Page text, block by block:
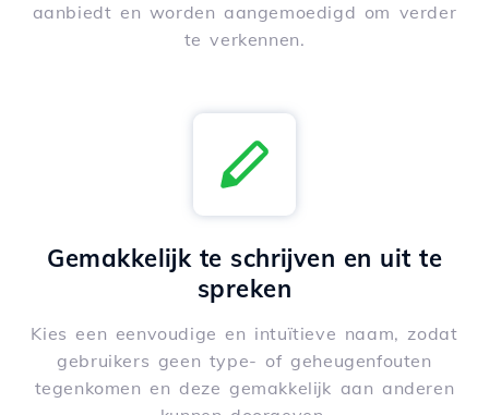
aanbiedt en worden aangemoedigd om verder
te verkennen.
Gemakkelijk te schrijven en uit te
spreken
Kies een eenvoudige en intuïtieve naam, zodat
gebruikers geen type- of geheugenfouten
tegenkomen en deze gemakkelijk aan anderen